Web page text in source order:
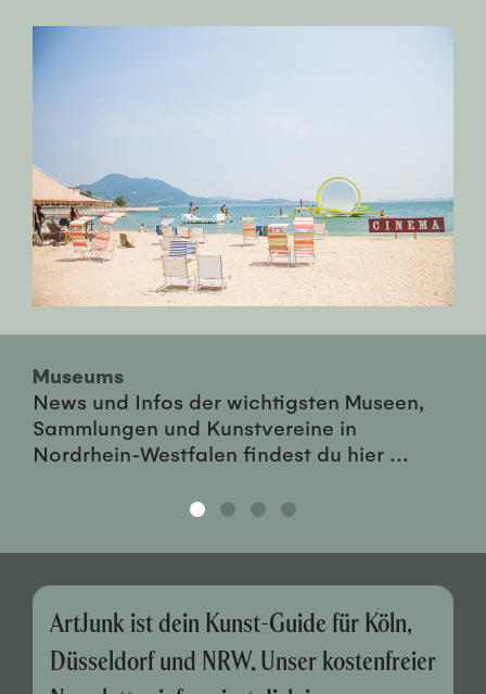
Museums
News und Infos der wichtigsten Museen,
Sammlungen und Kunstvereine in
Nordrhein-Westfalen findest du hier ...
ArtJunk ist dein Kunst-Guide für Köln,
Düsseldorf und NRW. Unser kostenfreier